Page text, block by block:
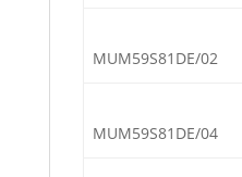
MUM59S81DE/02
MUM59S81DE/04